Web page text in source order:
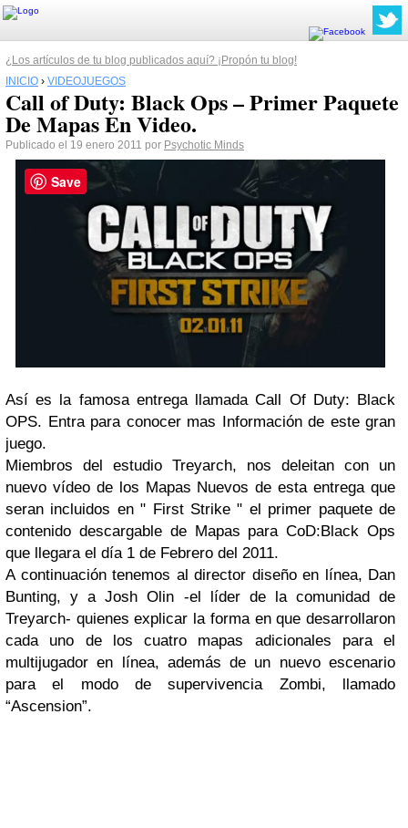
¿Los artículos de tu blog publicados aquí? ¡Propón tu blog!
INICIO › VIDEOJUEGOS
Call of Duty: Black Ops – Primer Paquete
De Mapas En Video.
Publicado el 19 enero 2011 por Psychotic Minds
Así es la famosa entrega llamada Call Of Duty: Black
OPS. Entra para conocer mas Información de este gran
juego.
Miembros del estudio Treyarch, nos deleitan con un
nuevo vídeo de los Mapas Nuevos de esta entrega que
seran incluidos en " First Strike " el primer paquete de
contenido descargable de Mapas para CoD:Black Ops
que llegara el día 1 de Febrero del 2011.
A continuación tenemos al director diseño en línea, Dan
Bunting, y a Josh Olin -el líder de la comunidad de
Treyarch- quienes explicar la forma en que desarrollaron
cada uno de los cuatro mapas adicionales para el
multijugador en línea, además de un nuevo escenario
para el modo de supervivencia Zombi, llamado
“Ascension”.
Save